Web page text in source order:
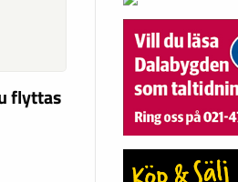
flyttas